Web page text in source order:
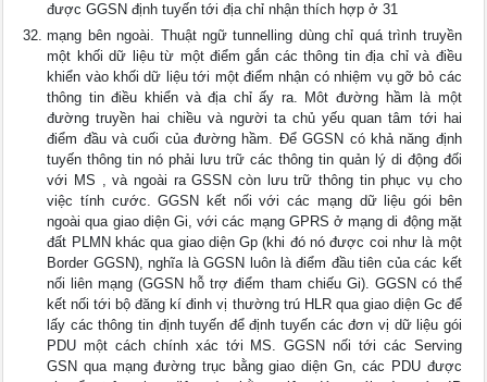
được GGSN định tuyến tới địa chỉ nhận thích hợp ở 31
mạng bên ngoài. Thuật ngữ tunnelling dùng chỉ quá trình truyền
một khối dữ liệu từ một điểm gắn các thông tin địa chỉ và điều
khiển vào khối dữ liệu tới một điểm nhận có nhiệm vụ gỡ bỏ các
thông tin điều khiển và địa chỉ ấy ra. Môt đường hầm là một
đường truyền hai chiều và người ta chủ yếu quan tâm tới hai
điểm đầu và cuối của đường hầm. Để GGSN có khả năng định
tuyến thông tin nó phải lưu trữ các thông tin quản lý di động đối
với MS , và ngoài ra GSSN còn lưu trữ thông tin phục vụ cho
việc tính cước. GGSN kết nối với các mạng dữ liệu gói bên
ngoài qua giao diện Gi, với các mạng GPRS ở mạng di động mặt
đất PLMN khác qua giao diện Gp (khi đó nó được coi như là một
Border GGSN), nghĩa là GGSN luôn là điểm đầu tiên của các kết
nối liên mạng (GGSN hỗ trợ điểm tham chiếu Gi). GGSN có thể
kết nối tới bộ đăng kí đinh vị thường trú HLR qua giao diện Gc để
lấy các thông tin định tuyến để định tuyến các đơn vị dữ liệu gói
PDU một cách chính xác tới MS. GGSN nối tới các Serving
GSN qua mạng đường trục bằng giao diện Gn, các PDU được